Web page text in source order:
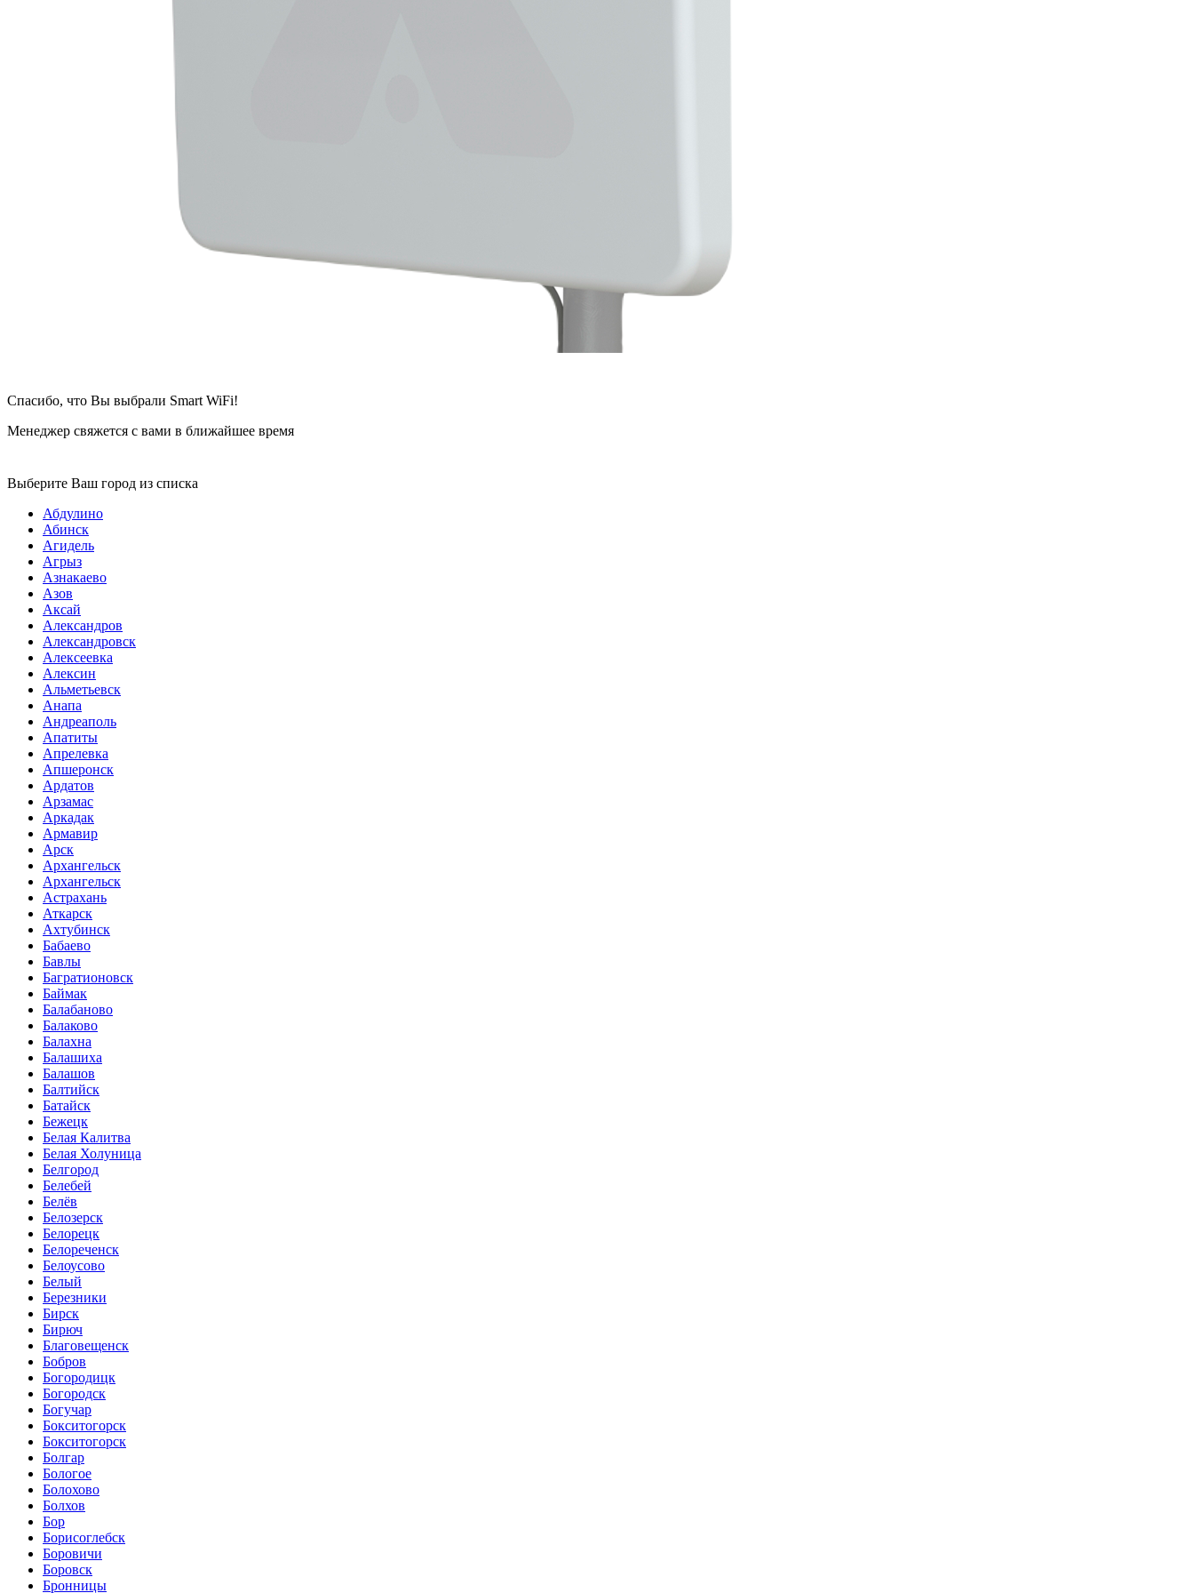
Спасибо, что Вы выбрали Smart WiFi!
Менеджер свяжется с вами в ближайшее время
Выберите Ваш город из списка
Абдулино
Абинск
Агидель
Агрыз
Азнакаево
Азов
Аксай
Александров
Александровск
Алексеевка
Алексин
Альметьевск
Анапа
Андреаполь
Апатиты
Апрелевка
Апшеронск
Ардатов
Арзамас
Аркадак
Армавир
Арск
Архангельск
Архангельск
Астрахань
Аткарск
Ахтубинск
Бабаево
Бавлы
Багратионовск
Баймак
Балабаново
Балаково
Балахна
Балашиха
Балашов
Балтийск
Батайск
Бежецк
Белая Калитва
Белая Холуница
Белгород
Белебей
Белёв
Белозерск
Белорецк
Белореченск
Белоусово
Белый
Березники
Бирск
Бирюч
Благовещенск
Бобров
Богородицк
Богородск
Богучар
Бокситогорск
Бокситогорск
Болгар
Бологое
Болохово
Болхов
Бор
Борисоглебск
Боровичи
Боровск
Бронницы